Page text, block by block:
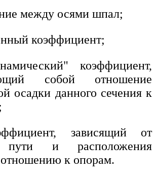
между осями шпал;
коэффициент;
коэффициент,
собой отношение
осадки данного сечения к
зависящий от
пути и расположения
отношению к опорам.